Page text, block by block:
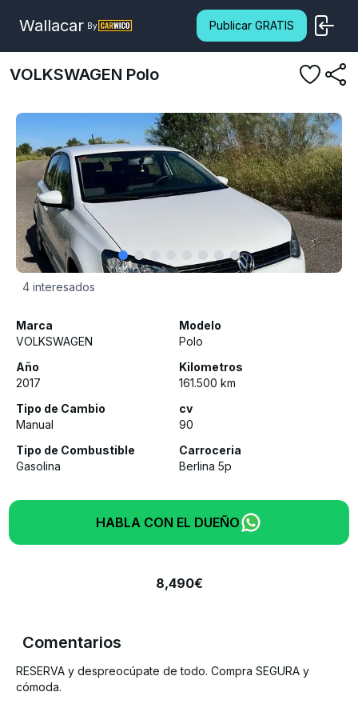
Wallacar By Publicar GRATIS
VOLKSWAGEN Polo
4 interesados
Marca
VOLKSWAGEN
Modelo
Polo
Año
2017
Kilometros
161.500 km
Tipo de Cambio
Manual
cv
90
Tipo de Combustible
Gasolina
Carroceria
Berlina 5p
HABLA CON EL DUEÑO
8,490€
Comentarios
RESERVA y despreocúpate de todo. Compra SEGURA y
cómoda.